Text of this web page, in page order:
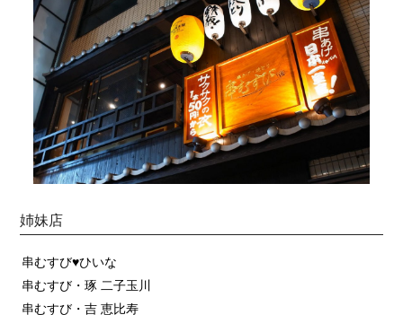
姉妹店
串むすび♥ひいな
串むすび・琢 二子玉川
串むすび・吉 恵比寿